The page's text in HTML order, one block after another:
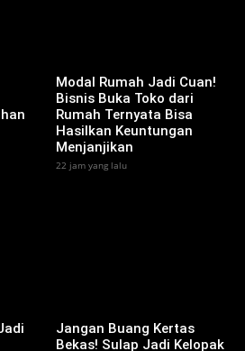
Modal Rumah Jadi Cuan!
Bisnis Buka Toko dari
Rumah Ternyata Bisa
Hasilkan Keuntungan
Menjanjikan
22 jam yang lalu
Jangan Buang Kertas
Bekas! Sulap Jadi Kelopak